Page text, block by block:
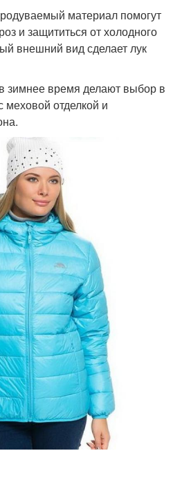
материал помогут
и защититься от холодного
внешний вид сделает лук
зимнее время делают выбор в
меховой отделкой и